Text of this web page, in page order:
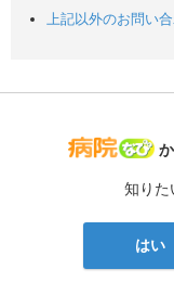
上記以外のお問い
知りた
はい